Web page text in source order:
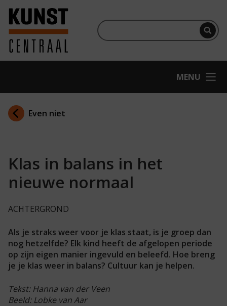
Ga naar hoofdinhoud
Terug naar homepage
OPEN
MENU
Even niet
Klas in balans in het
nieuwe normaal
ACHTERGROND
Als je straks weer voor je klas staat, is je groep dan
nog hetzelfde? Elk kind heeft de afgelopen periode
op zijn eigen manier ingevuld en beleefd. Hoe breng
je je klas weer in balans? Cultuur kan je helpen.
Tekst: Hanna van der Veen
Beeld: Lobke van Aar